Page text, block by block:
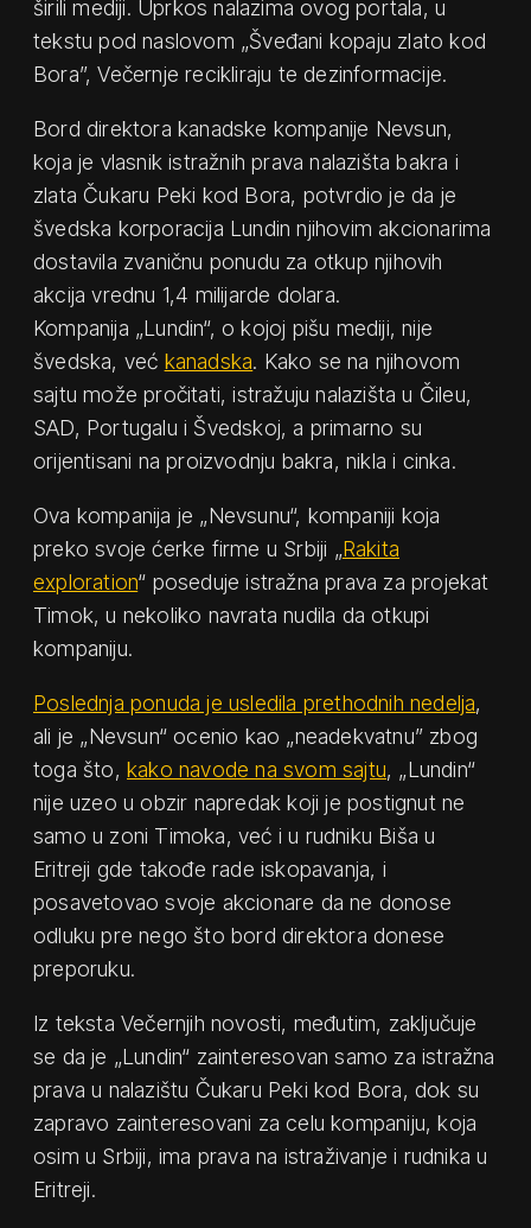
širili mediji. Uprkos nalazima ovog portala, u
tekstu pod naslovom „Šveđani kopaju zlato kod
Bora”, Večernje recikliraju te dezinformacije.
Bord direktora kanadske kompanije Nevsun,
koja je vlasnik istražnih prava nalazišta bakra i
zlata Čukaru Peki kod Bora, potvrdio je da je
švedska korporacija Lundin njihovim akcionarima
dostavila zvaničnu ponudu za otkup njihovih
akcija vrednu 1,4 milijarde dolara.
Kompanija „Lundin“, o kojoj pišu mediji, nije
švedska, već kanadska. Kako se na njihovom
sajtu može pročitati, istražuju nalazišta u Čileu,
SAD, Portugalu i Švedskoj, a primarno su
orijentisani na proizvodnju bakra, nikla i cinka.
Ova kompanija je „Nevsunu“, kompaniji koja
preko svoje ćerke firme u Srbiji „Rakita
exploration“ poseduje istražna prava za projekat
Timok, u nekoliko navrata nudila da otkupi
kompaniju.
Poslednja ponuda je usledila prethodnih nedelja,
ali je „Nevsun“ ocenio kao „neadekvatnu” zbog
toga što, kako navode na svom sajtu, „Lundin“
nije uzeo u obzir napredak koji je postignut ne
samo u zoni Timoka, već i u rudniku Biša u
Eritreji gde takođe rade iskopavanja, i
posavetovao svoje akcionare da ne donose
odluku pre nego što bord direktora donese
preporuku.
Iz teksta Večernjih novosti, međutim, zaključuje
se da je „Lundin“ zainteresovan samo za istražna
prava u nalazištu Čukaru Peki kod Bora, dok su
zapravo zainteresovani za celu kompaniju, koja
osim u Srbiji, ima prava na istraživanje i rudnika u
Eritreji.